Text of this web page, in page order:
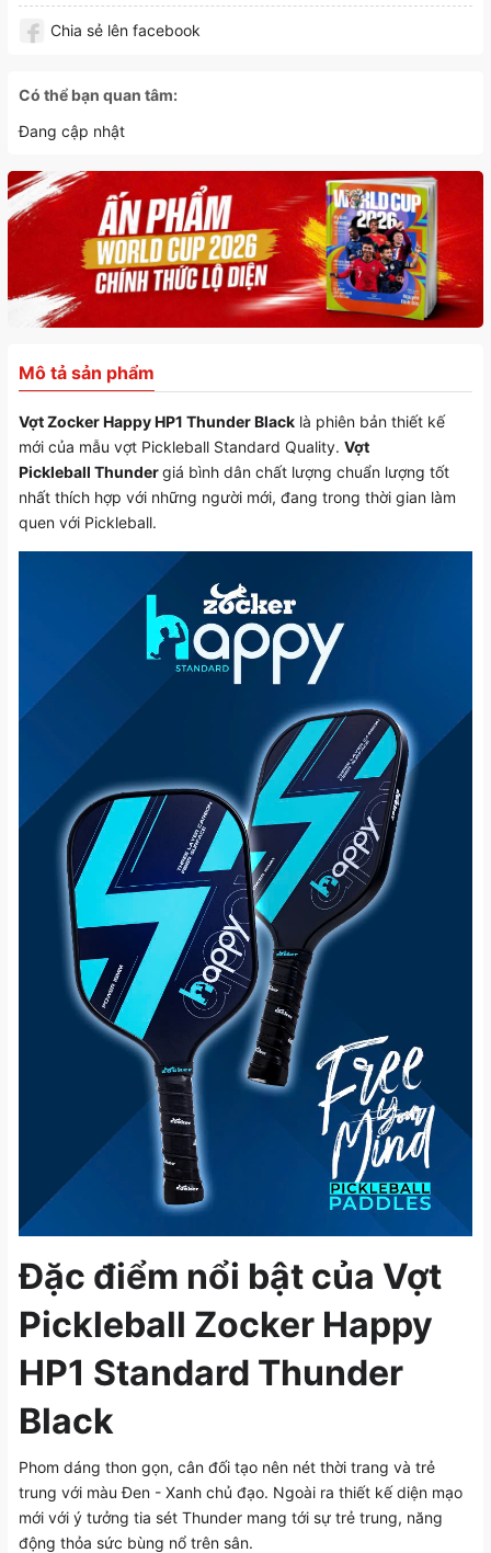
Chia sẻ lên facebook
Có thể bạn quan tâm:
Đang cập nhật
Mô tả sản phẩm
Vợt Zocker Happy HP1 Thunder Black là phiên bản thiết kế
mới của mẫu vợt Pickleball Standard Quality. Vợt
Pickleball Thundergiá bình dân chất lượng chuẩn lượng tốt
nhất thích hợp với những người mới, đang trong thời gian làm
quen với Pickleball.
Đặc điểm nổi bật của Vợt
Pickleball Zocker Happy
HP1 Standard Thunder
Black
Phom dáng thon gọn, cân đối tạo nên nét thời trang và trẻ
trung với màu Đen - Xanh chủ đạo. Ngoài ra thiết kế diện mạo
mới với ý tưởng tia sét Thunder mang tới sự trẻ trung, năng
động thỏa sức bùng nổ trên sân.